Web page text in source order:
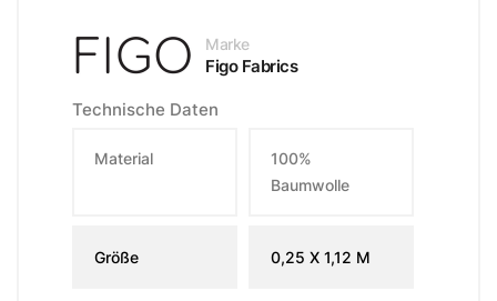
Marke
Figo Fabrics
Technische Daten
Material
100%
Baumwolle
Größe 0,25 X 1,12 M